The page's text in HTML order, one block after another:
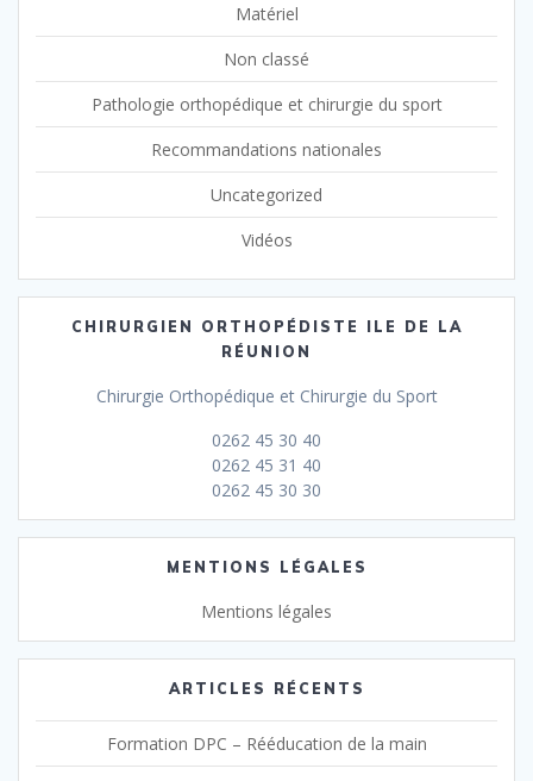
Matériel
Non classé
Pathologie orthopédique et chirurgie du sport
Recommandations nationales
Uncategorized
Vidéos
CHIRURGIEN ORTHOPÉDISTE ILE DE LA
RÉUNION
Chirurgie Orthopédique et Chirurgie du Sport
0262 45 30 40
0262 45 31 40
0262 45 30 30
MENTIONS LÉGALES
Mentions légales
ARTICLES RÉCENTS
Formation DPC – Rééducation de la main